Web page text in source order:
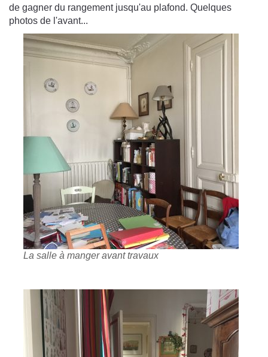
de gagner du rangement jusqu'au plafond. Quelques
photos de l'avant...
La salle à manger avant travaux